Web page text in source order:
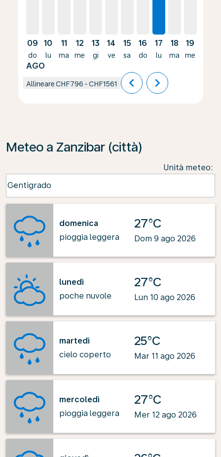
09
do
AGO
10
lu
11
ma
12
me
13
gi
14
ve
15
sa
16
do
17
lu
18
ma
19
me
AllineareCHF796 -CHF1561 chevron_left chevron_right
Meteo a Zanzibar (città)
Unità meteo:
Centigrado
keyboard_arrow_down
domenica
pioggia leggera
27°C
Dom 9 ago 2026
lunedì
poche nuvole
27°C
Lun 10 ago 2026
martedì
cielo coperto
25°C
Mar 11 ago 2026
mercoledì
pioggia leggera
27°C
Mer 12 ago 2026